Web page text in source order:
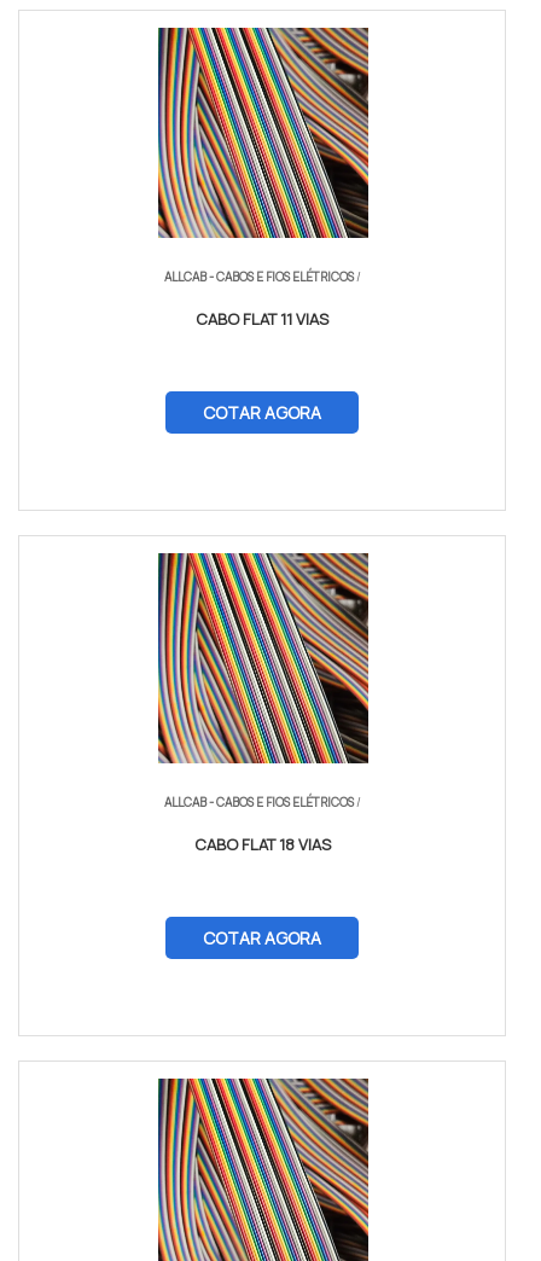
ALLCAB - CABOS E FIOS ELÉTRICOS/
CABO FLAT 11 VIAS
COTAR AGORA
ALLCAB - CABOS E FIOS ELÉTRICOS/
CABO FLAT 18 VIAS
COTAR AGORA